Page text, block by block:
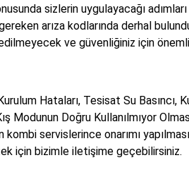
sizlerin uygulayacağı
arıza kodlarında derhal
ve güvenliğiniz için
Hataları, Tesisat Su Basıncı,
Modunun Doğru Kullanılmıyor
kombi servislerince onarımı
için bizimle iletişime geçebilirsiniz.